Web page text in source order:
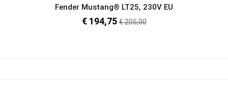
Fender Mustang® LT25, 230V EU
€ 194,75Prezzo
€ 205,00